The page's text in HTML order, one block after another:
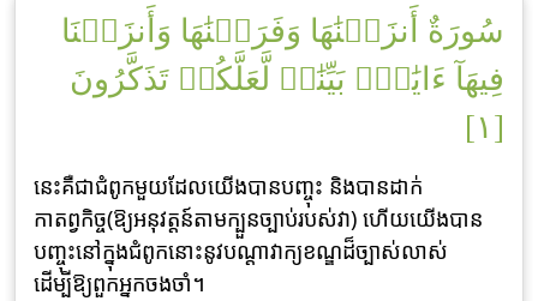
سُورَةٌ أَنزَلۡنَٰهَا وَفَرَضۡنَٰهَا وَأَنزَلۡنَا
فِيهَآ ءَايَٰتِۭ بَيِّنَٰتٖ لَّعَلَّكُمۡ تَذَكَّرُونَ
[١]
នេះគឺជាជំពូកមួយដែលយើងបានបញ្ចុះ និងបានដាក់
កាតព្វកិច្ច(ឱ្យអនុវត្តន៍តាមក្បួនច្បាប់របស់វា) ហើយយើងបាន
បញ្ចុះនៅក្នុងជំពូកនោះនូវបណ្តាវាក្យខណ្ឌដ៏ច្បាស់លាស់
ដើម្បីឱ្យពួកអ្នកចងចាំ។